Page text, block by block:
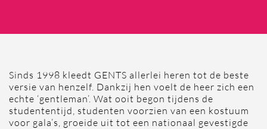
Sinds 1998 kleedt GENTS allerlei heren tot de beste
versie van henzelf. Dankzij hen voelt de heer zich een
echte ‘gentleman’. Wat ooit begon tijdens de
studententijd, studenten voorzien van een kostuum
voor gala’s, groeide uit tot een nationaal gevestigde